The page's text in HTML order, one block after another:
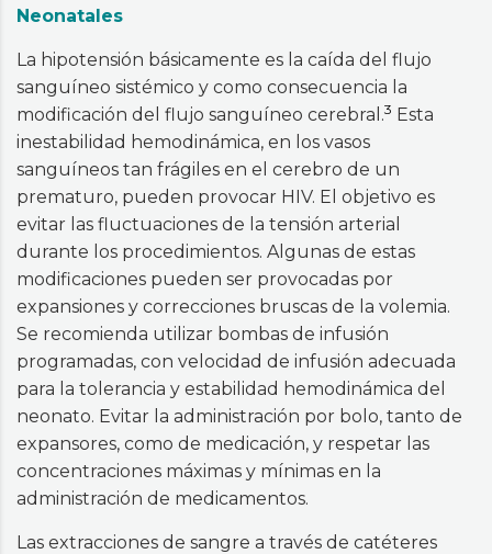
Neonatales
La hipotensión básicamente es la caída del flujo
sanguíneo sistémico y como consecuencia la
modificación del flujo sanguíneo cerebral.3 Esta
inestabilidad hemodinámica, en los vasos
sanguíneos tan frágiles en el cerebro de un
prematuro, pueden provocar HIV. El objetivo es
evitar las fluctuaciones de la tensión arterial
durante los procedimientos. Algunas de estas
modificaciones pueden ser provocadas por
expansiones y correcciones bruscas de la volemia.
Se recomienda utilizar bombas de infusión
programadas, con velocidad de infusión adecuada
para la tolerancia y estabilidad hemodinámica del
neonato. Evitar la administración por bolo, tanto de
expansores, como de medicación, y respetar las
concentraciones máximas y mínimas en la
administración de medicamentos.
Las extracciones de sangre a través de catéteres